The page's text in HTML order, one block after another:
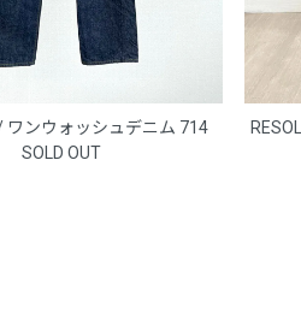
ワンウォッシュデニム 714
SOLD OUT